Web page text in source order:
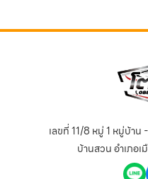
เลขที่ 11/8 หมู่ 1 หมู่บ้าน
บ้านสวน อำเภอ